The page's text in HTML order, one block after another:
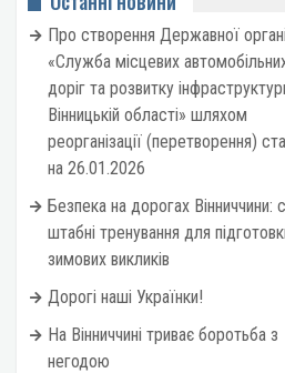
Про створення Державної
«Служба місцевих
доріг та розвитку
Вінницькій області» шляхом
реорганізації (перетворення)
на 26.01.2026
Безпека на дорогах Вінниччини:
штабні тренування для
зимових викликів
Дорогі наші Українки!
На Вінниччині триває боротьба з
негодою